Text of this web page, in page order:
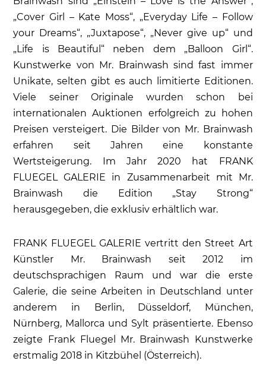
„Cover Girl – Kate Moss“, „Everyday Life – Follow
your Dreams“, „Juxtapose“, „Never give up“ und
„Life is Beautiful“ neben dem „Balloon Girl“.
Kunstwerke von Mr. Brainwash sind fast immer
Unikate, selten gibt es auch limitierte Editionen.
Viele seiner Originale wurden schon bei
internationalen Auktionen erfolgreich zu hohen
Preisen versteigert. Die Bilder von Mr. Brainwash
erfahren seit Jahren eine konstante
Wertsteigerung. Im Jahr 2020 hat FRANK
FLUEGEL GALERIE in Zusammenarbeit mit Mr.
Brainwash die Edition „Stay Strong“
herausgegeben, die exklusiv erhältlich war.
FRANK FLUEGEL GALERIE vertritt den Street Art
Künstler Mr. Brainwash seit 2012 im
deutschsprachigen Raum und war die erste
Galerie, die seine Arbeiten in Deutschland unter
anderem in Berlin, Düsseldorf, München,
Nürnberg, Mallorca und Sylt präsentierte. Ebenso
zeigte Frank Fluegel Mr. Brainwash Kunstwerke
erstmalig 2018 in Kitzbühel (Österreich).